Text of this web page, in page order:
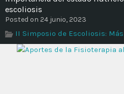
escoliosis
Posted on 24 junio, 2023
II Simposio de Escoliosis: